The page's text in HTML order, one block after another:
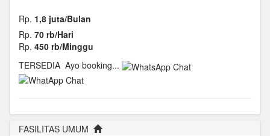
Rp. 1,8 juta/Bulan
Rp. 70 rb/Hari
Rp. 450 rb/Minggu
TERSEDIA Ayo booking...
FASILITAS UMUM